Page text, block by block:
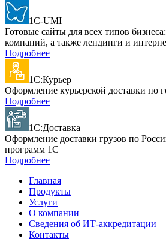
1C-UMI
Готовые сайты для всех типов
компаний, а также лендинги и
Подробнее
1С:Курьер
Оформление курьерской доставки по
Подробнее
1С:Доставка
Оформление доставки грузов по
программ 1С
Подробнее
Главная
Продукты
Услуги
О компании
Сведения об ИТ-аккредитации
Контакты